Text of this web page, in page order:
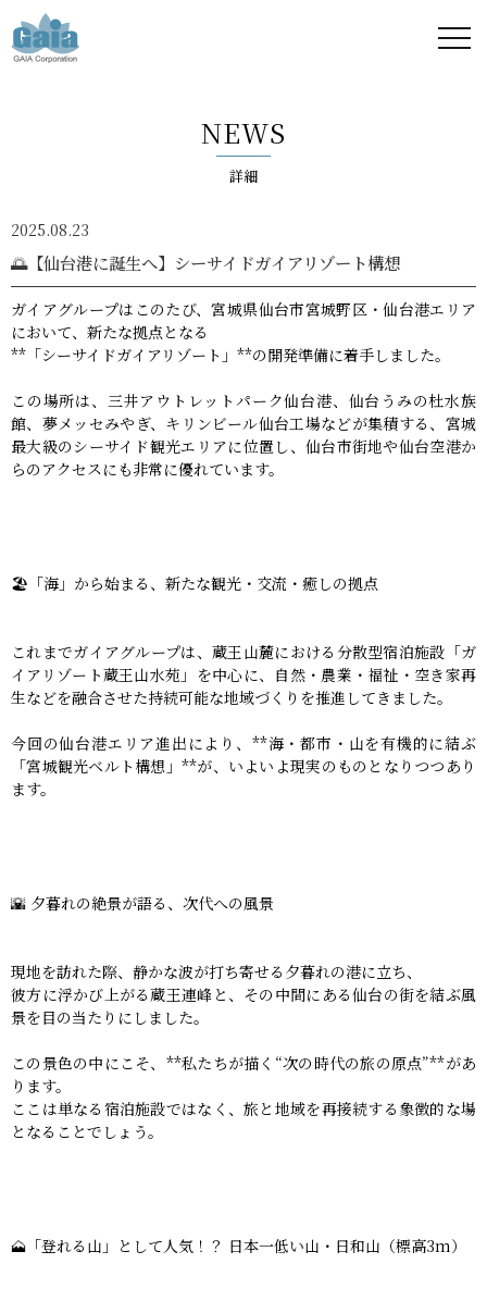
ア -
GAIA
Corporation
-
NEWS
詳細
2025.08.23
🌅【仙台港に誕生へ】シーサイドガイアリゾート構想
ガイアグループはこのたび、宮城県仙台市宮城野区・仙台港エリア
において、新たな拠点となる
**「シーサイドガイアリゾート」**の開発準備に着手しました。
この場所は、三井アウトレットパーク仙台港、仙台うみの杜水族
館、夢メッセみやぎ、キリンビール仙台工場などが集積する、宮城
最大級のシーサイド観光エリアに位置し、仙台市街地や仙台空港か
らのアクセスにも非常に優れています。
🏖️「海」から始まる、新たな観光・交流・癒しの拠点
これまでガイアグループは、蔵王山麓における分散型宿泊施設「ガ
イアリゾート蔵王山水苑」を中心に、自然・農業・福祉・空き家再
生などを融合させた持続可能な地域づくりを推進してきました。
今回の仙台港エリア進出により、**海・都市・山を有機的に結ぶ
「宮城観光ベルト構想」**が、いよいよ現実のものとなりつつあり
ます。
🌇 夕暮れの絶景が語る、次代への風景
現地を訪れた際、静かな波が打ち寄せる夕暮れの港に立ち、
彼方に浮かび上がる蔵王連峰と、その中間にある仙台の街を結ぶ風
景を目の当たりにしました。
この景色の中にこそ、**私たちが描く“次の時代の旅の原点”**があ
ります。
ここは単なる宿泊施設ではなく、旅と地域を再接続する象徴的な場
となることでしょう。
🗻「登れる山」として人気！？ 日本一低い山・日和山（標高3m）